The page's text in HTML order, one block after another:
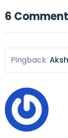
6
Pingback: